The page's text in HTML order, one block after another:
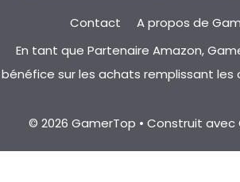
Contact
A propos de
En tant que Partenaire Amazon,
bénéfice sur les achats remplissant les
© 2026 GamerTop • Construit avec